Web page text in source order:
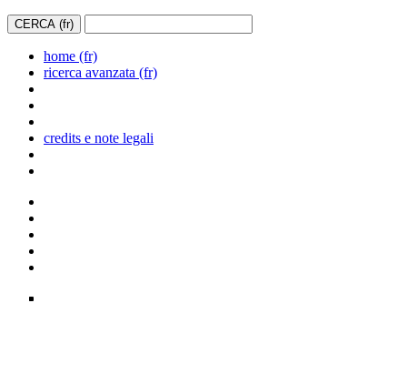
home (fr)
ricerca avanzata (fr)
credits e note legali